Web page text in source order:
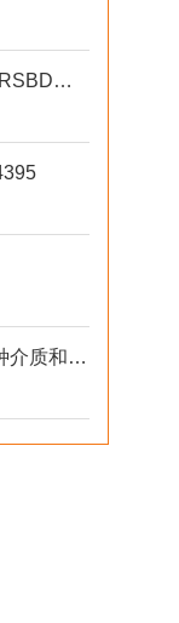
9BA4HFFNA法国SARASIN-RSBD安全阀
LESER莱斯安全阀适用于各种介质和不同的工作环境